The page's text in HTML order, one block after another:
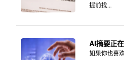
提前找...
AI摘要正
如果你也喜